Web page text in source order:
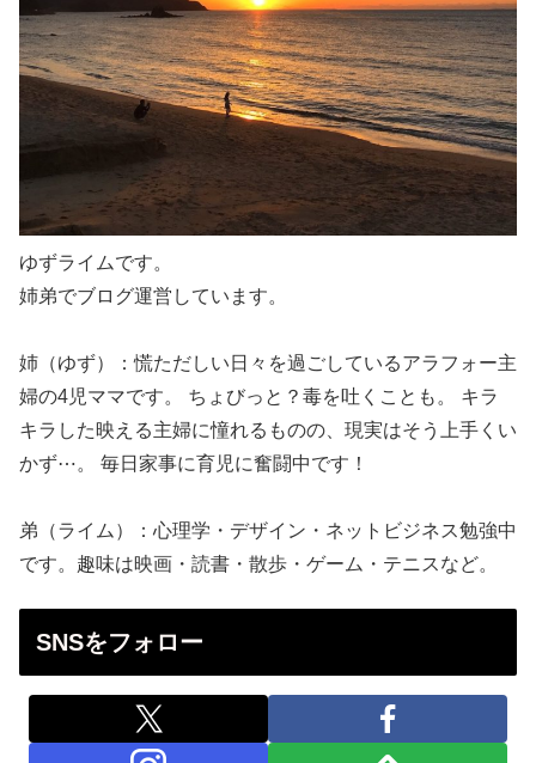
ゆずライムです。
姉弟でブログ運営しています。
姉（ゆず）：慌ただしい日々を過ごしているアラフォー主
婦の4児ママです。 ちょびっと？毒を吐くことも。 キラ
キラした映える主婦に憧れるものの、現実はそう上手くい
かず⋯。 毎日家事に育児に奮闘中です！
弟（ライム）：心理学・デザイン・ネットビジネス勉強中
です。趣味は映画・読書・散歩・ゲーム・テニスなど。
SNSをフォロー